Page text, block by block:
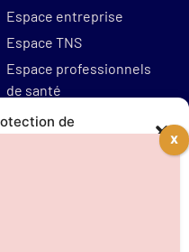
de
technologies telles que les cookies pour
Le fait de consentir à ces technologies
de navigation. Le fait de ne
un effet négatif sur certaines
Espace entreprise
Espace TNS
Espace professionnels
de santé
Mentions légales
Protections des données